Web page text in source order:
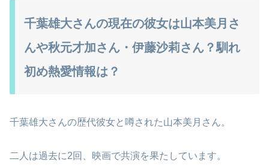
千葉雄大さんの現在の彼女は山本美月さ
んや秋元才加さん・伊藤沙莉さん？馴れ
初め熱愛情報は？
千葉雄大さんの歴代彼女と噂された山本美月さん。
二人は過去に2回、映画で共演を果たしています。